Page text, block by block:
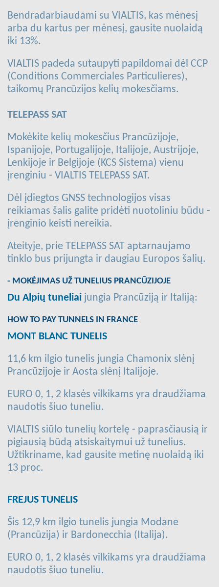
Bendradarbiaudami su VIALTIS, kas mėnesį
arba du kartus per mėnesį, gausite nuolaidą
iki 13%.
VIALTIS padeda sutaupyti papildomai dėl CCP
(Conditions Commerciales Particulieres),
taikomų Prancūzijos kelių mokesčiams.
TELEPASS SAT
Mokėkite kelių mokesčius Prancūzijoje,
Ispanijoje, Portugalijoje, Italijoje, Austrijoje,
Lenkijoje ir Belgijoje (KCS Sistema) vienu
įrenginiu - VIALTIS TELEPASS SAT.
Dėl įdiegtos GNSS technologijos visas
reikiamas šalis galite pridėti nuotoliniu būdu -
įrenginio keisti nereikia.
Ateityje, prie TELEPASS SAT aptarnaujamo
tinklo bus prijungta ir daugiau Europos šalių.
- MOKĖJIMAS UŽ TUNELIUS PRANCŪZIJOJE
Du Alpių tuneliai jungia Prancūziją ir Italiją:
HOW TO PAY TUNNELS IN FRANCE
MONT BLANC TUNELIS
11,6 km ilgio tunelis jungia Chamonix slėnį
Prancūzijoje ir Aosta slėnį Italijoje.
EURO 0, 1, 2 klasės vilkikams yra draudžiama
naudotis šiuo tuneliu.
VIALTIS siūlo tunelių kortelę - paprasčiausią ir
pigiausią būdą atsiskaitymui už tunelius.
Užtikriname, kad gausite metinę nuolaidą iki
13 proc.
FREJUS TUNELIS
Šis 12,9 km ilgio tunelis jungia Modane
(Prancūzija) ir Bardonecchia (Italija).
EURO 0, 1, 2 klasės vilkikams yra draudžiama
naudotis šiuo tuneliu.